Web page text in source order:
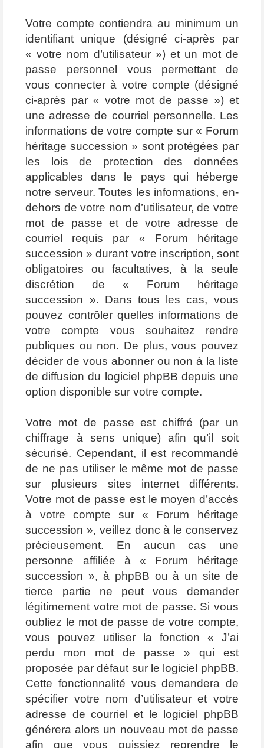
Votre compte contiendra au minimum un
identifiant unique (désigné ci-après par
« votre nom d’utilisateur ») et un mot de
passe personnel vous permettant de
vous connecter à votre compte (désigné
ci-après par « votre mot de passe ») et
une adresse de courriel personnelle. Les
informations de votre compte sur « Forum
héritage succession » sont protégées par
les lois de protection des données
applicables dans le pays qui héberge
notre serveur. Toutes les informations, en-
dehors de votre nom d’utilisateur, de votre
mot de passe et de votre adresse de
courriel requis par « Forum héritage
succession » durant votre inscription, sont
obligatoires ou facultatives, à la seule
discrétion de « Forum héritage
succession ». Dans tous les cas, vous
pouvez contrôler quelles informations de
votre compte vous souhaitez rendre
publiques ou non. De plus, vous pouvez
décider de vous abonner ou non à la liste
de diffusion du logiciel phpBB depuis une
option disponible sur votre compte.
Votre mot de passe est chiffré (par un
chiffrage à sens unique) afin qu’il soit
sécurisé. Cependant, il est recommandé
de ne pas utiliser le même mot de passe
sur plusieurs sites internet différents.
Votre mot de passe est le moyen d’accès
à votre compte sur « Forum héritage
succession », veillez donc à le conservez
précieusement. En aucun cas une
personne affiliée à « Forum héritage
succession », à phpBB ou à un site de
tierce partie ne peut vous demander
légitimement votre mot de passe. Si vous
oubliez le mot de passe de votre compte,
vous pouvez utiliser la fonction « J’ai
perdu mon mot de passe » qui est
proposée par défaut sur le logiciel phpBB.
Cette fonctionnalité vous demandera de
spécifier votre nom d’utilisateur et votre
adresse de courriel et le logiciel phpBB
générera alors un nouveau mot de passe
afin que vous puissiez reprendre le